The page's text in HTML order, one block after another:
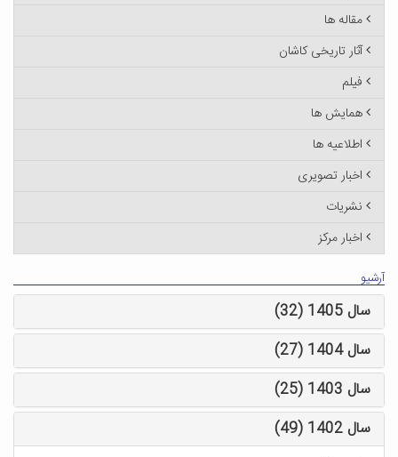
مقاله ها
آثار تاریخی کاشان
فیلم
همایش ها
اطلاعیه ها
اخبار تصویری
نشریات
اخبار مرکز
آرشیو
سال 1405 (32)
سال 1404 (27)
سال 1403 (25)
سال 1402 (49)